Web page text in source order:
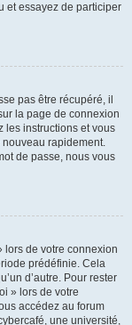
et essayez de participer
pas être récupéré, il
la page de connexion
les instructions et vous
rapidement.
de passe, nous vous
lors de votre connexion
prédéfinie. Cela
d’autre. Pour rester
» lors de votre
accédez au forum
une université,